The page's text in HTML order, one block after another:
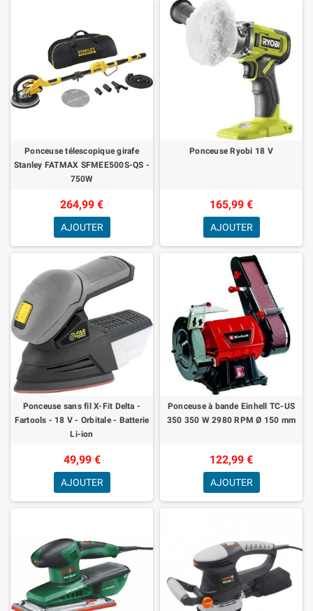
Ponceuse télescopique girafe
Stanley FATMAX SFMEE500S-QS -
750W
264,99 €
AJOUTER
Ponceuse Ryobi 18 V
165,99 €
AJOUTER
Ponceuse sans fil X-Fit Delta -
Fartools - 18 V - Orbitale - Batterie
Li-ion
49,99 €
AJOUTER
Ponceuse à bande Einhell TC-US
350 350 W 2980 RPM Ø 150 mm
122,99 €
AJOUTER